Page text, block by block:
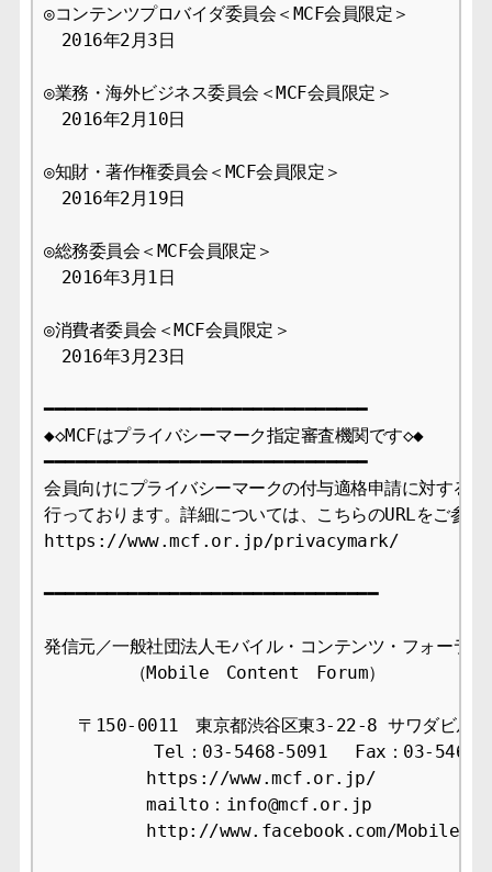
◎コンテンツプロバイダ委員会＜MCF会員限定＞
2016年2月3日
◎業務・海外ビジネス委員会＜MCF会員限定＞
2016年2月10日
◎知財・著作権委員会＜MCF会員限定＞
2016年2月19日
◎総務委員会＜MCF会員限定＞
2016年3月1日
◎消費者委員会＜MCF会員限定＞
2016年3月23日
━━━━━━━━━━━━━━━━━━━━━━━━━━━━━━━
◆◇MCFはプライバシーマーク指定審査機関です◇◆
━━━━━━━━━━━━━━━━━━━━━━━━━━━━━━━
会員向けにプライバシーマークの付与適格申請に対する審
行っております。詳細については、こちらのURLをご参照
https://www.mcf.or.jp/privacymark/
━━━━━━━━━━━━━━━━━━━━━━━━━━━━━━━━
発信元／一般社団法人モバイル・コンテンツ・フォーラム
（Mobile　Content　Forum）
〒150-0011　東京都渋谷区東3-22-8 サワダビル
Tel：03-5468-5091　 Fax：03-5468-
https://www.mcf.or.jp/
mailto：info@mcf.or.jp
http://www.facebook.com/